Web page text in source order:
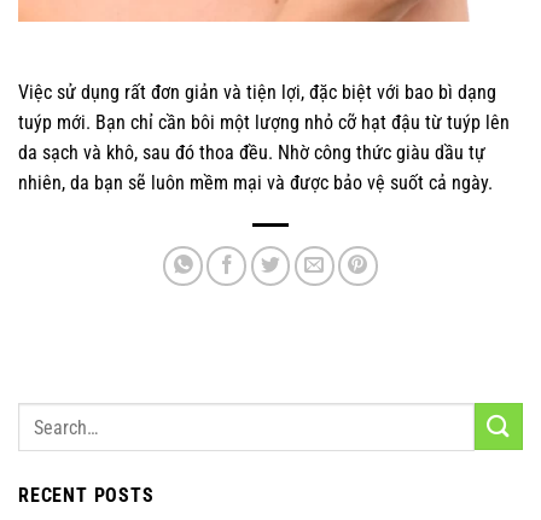
Việc sử dụng rất đơn giản và tiện lợi, đặc biệt với bao bì dạng
tuýp mới. Bạn chỉ cần bôi một lượng nhỏ cỡ hạt đậu từ tuýp lên
da sạch và khô, sau đó thoa đều. Nhờ công thức giàu dầu tự
nhiên, da bạn sẽ luôn mềm mại và được bảo vệ suốt cả ngày.
RECENT POSTS